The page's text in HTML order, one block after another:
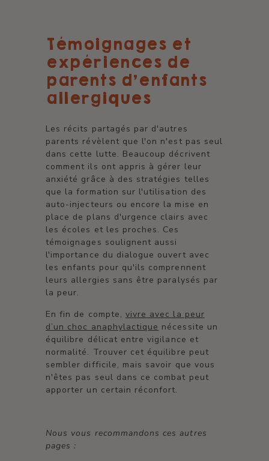
Témoignages et
expériences de
parents d’enfants
allergiques
Les récits partagés par d'autres
parents révèlent que l'on n'est pas seul
dans cette lutte. Beaucoup décrivent
comment ils ont appris à gérer leur
anxiété grâce à des stratégies telles
que la formation sur l'utilisation des
auto-injecteurs ou encore la mise en
place de plans d'urgence clairs avec
les écoles et les proches. Ces
témoignages soulignent aussi
l'importance du dialogue ouvert avec
les enfants pour qu'ils comprennent
leurs allergies sans être paralysés par
la peur.
En fin de compte, vivre avec la peur
d’un choc anaphylactique nécessite un
équilibre délicat entre vigilance et
normalité. Trouver cet équilibre peut
sembler difficile, mais savoir que vous
n'êtes pas seul dans ce combat peut
apporter un certain réconfort.
Nous vous recommandons ces autres
pages :